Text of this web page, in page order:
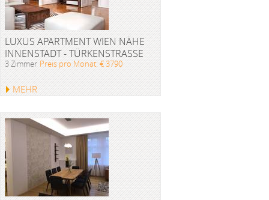
LUXUS APARTMENT WIEN NÄHE
INNENSTADT - TÜRKENSTRASSE
3 Zimmer Preis pro Monat: € 3790
MEHR